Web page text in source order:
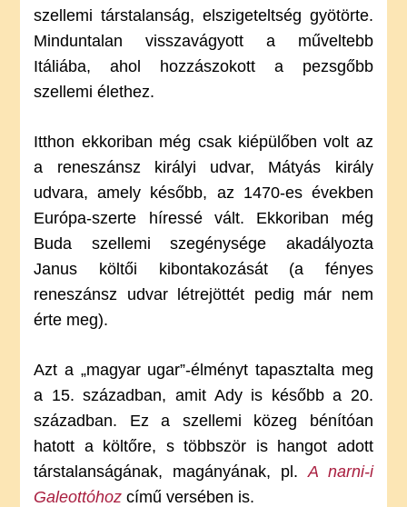
szellemi társtalanság, elszigeteltség gyötörte.
Minduntalan visszavágyott a műveltebb
Itáliába, ahol hozzászokott a pezsgőbb
szellemi élethez.
Itthon ekkoriban még csak kiépülőben volt az
a reneszánsz királyi udvar, Mátyás király
udvara, amely később, az 1470-es években
Európa-szerte híressé vált. Ekkoriban még
Buda szellemi szegénysége akadályozta
Janus költői kibontakozását (a fényes
reneszánsz udvar létrejöttét pedig már nem
érte meg).
Azt a „magyar ugar”-élményt tapasztalta meg
a 15. században, amit Ady is később a 20.
században. Ez a szellemi közeg bénítóan
hatott a költőre, s többször is hangot adott
társtalanságának, magányának, pl.A narni-i
Galeottóhoz című versében is.